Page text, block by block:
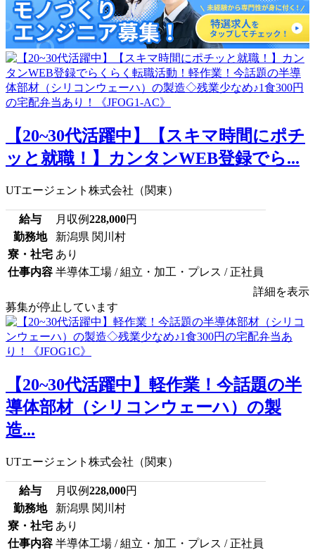
【20~30代活躍中】【スキマ時間にポチ
ッと就職！】カンタンWEB登録でら...
UTエージェント株式会社（関東）
給与 月収例228,000円
勤務地
新潟県 関川村
寮・社宅 あり
仕事内容 半導体工場 / 組立・加工・プレス / 正社員
詳細を表示
募集が停止しています
【20~30代活躍中】軽作業！今話題の半
導体部材（シリコンウェーハ）の製
造...
UTエージェント株式会社（関東）
給与 月収例228,000円
勤務地
新潟県 関川村
寮・社宅 あり
仕事内容 半導体工場 / 組立・加工・プレス / 正社員